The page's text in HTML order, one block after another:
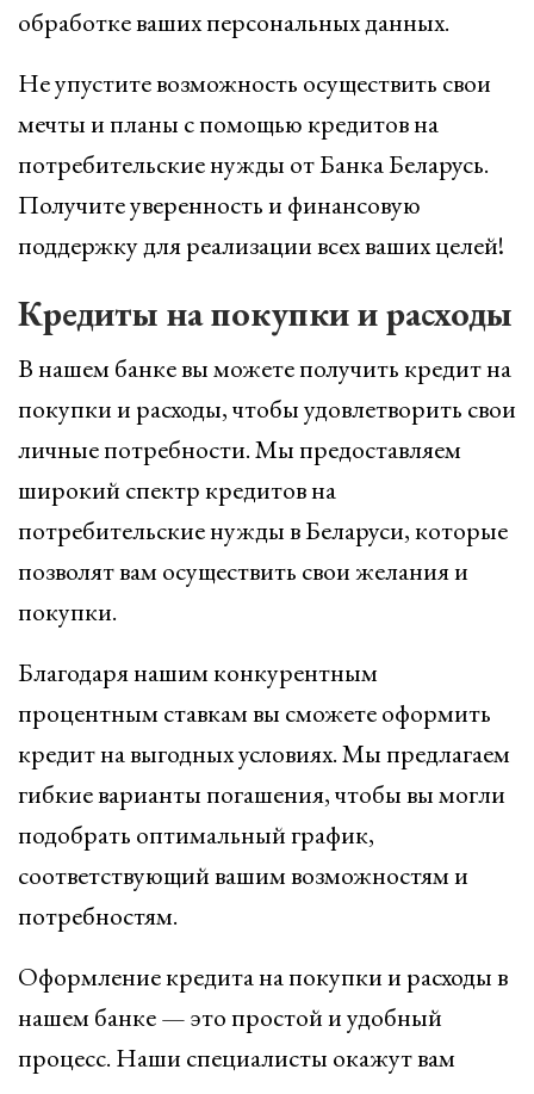
обработке ваших персональных данных.
Не упустите возможность осуществить свои
мечты и планы с помощью кредитов на
потребительские нужды от Банка Беларусь.
Получите уверенность и финансовую
поддержку для реализации всех ваших целей!
Кредиты на покупки и расходы
В нашем банке вы можете получить кредит на
покупки и расходы, чтобы удовлетворить свои
личные потребности. Мы предоставляем
широкий спектр кредитов на
потребительские нужды в Беларуси, которые
позволят вам осуществить свои желания и
покупки.
Благодаря нашим конкурентным
процентным ставкам вы сможете оформить
кредит на выгодных условиях. Мы предлагаем
гибкие варианты погашения, чтобы вы могли
подобрать оптимальный график,
соответствующий вашим возможностям и
потребностям.
Оформление кредита на покупки и расходы в
нашем банке — это простой и удобный
процесс. Наши специалисты окажут вам